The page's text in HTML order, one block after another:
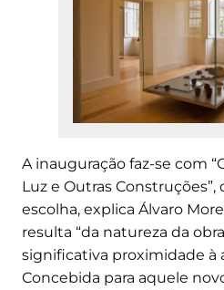
A inauguração faz-se com
Luz e Outras Construções”,
escolha, explica Álvaro
resulta “da natureza da
significativa proximidade à
Concebida para aquele